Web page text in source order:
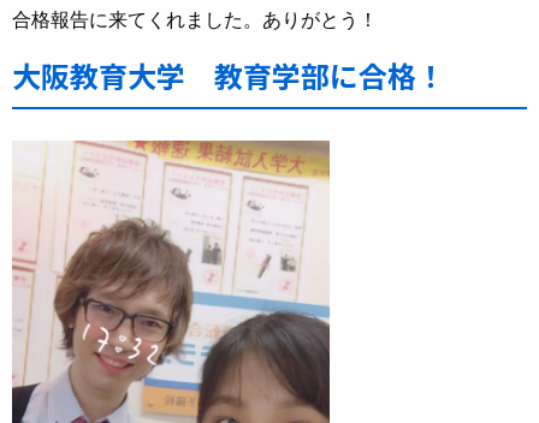
合格報告に来てくれました。ありがとう！
大阪教育大学 教育学部に合格！